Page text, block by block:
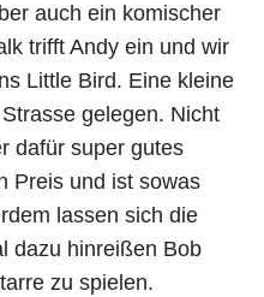
auch ein komischer
trifft Andy ein und wir
Little Bird. Eine kleine
gelegen. Nicht
dafür super gutes
Preis und ist sowas
lassen sich die
dazu hinreißen Bob
zu spielen.